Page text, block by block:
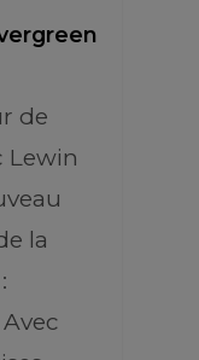
de
Lewin
la